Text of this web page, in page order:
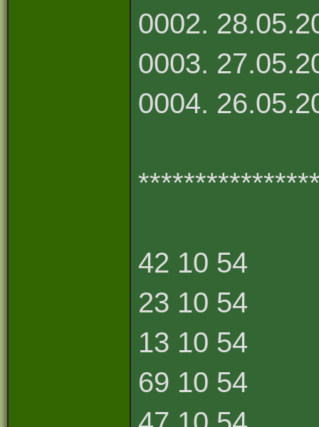
0002.
0003.
0004.
42 10 54
23 10 54
13 10 54
69 10 54